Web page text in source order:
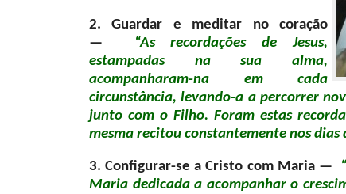
2. Guardar e meditar no coração
—
“As recordações de Jesus,
estampadas na sua alma,
acompanharam-na em cada
circunstância, levando-a a percorrer
junto com o Filho. Foram estas
mesma recitou constantemente nos dias
3. Configurar-se a Cristo com Maria —
Maria dedicada a acompanhar o